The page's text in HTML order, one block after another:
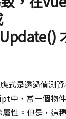
式是透過偵測
中，當一個物
性。但是，這